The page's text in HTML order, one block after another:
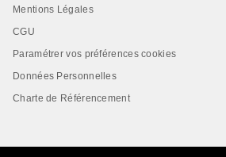
Mentions Légales
CGU
Paramétrer vos préférences cookies
Données Personnelles
Charte de Référencement